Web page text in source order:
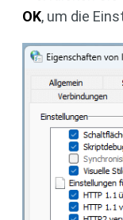
OK, um die